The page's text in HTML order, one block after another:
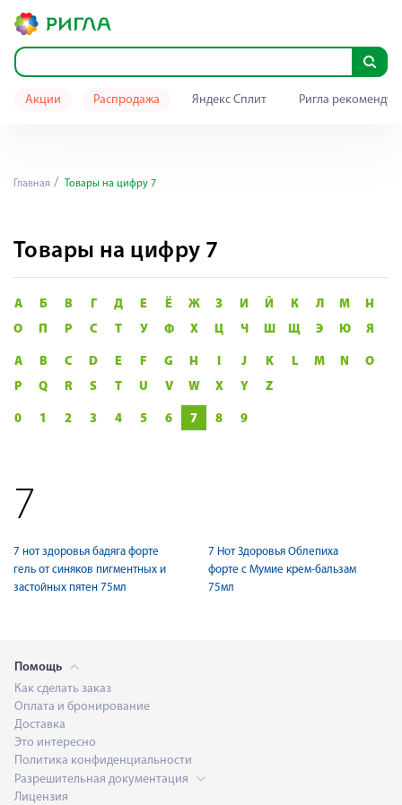
Акции Распродажа Яндекс Сплит Ригла
Главная Товары на цифру 7
Товары на цифру 7
А Б В Г Д Е Ё Ж З И Й К Л М
Н
О
П Р С Т У Ф Х Ц Ч Ш Щ Э Ю Я
A B C D E F G H I J K L M N
O
P
Q R S T U V W X Y Z
0 1 2 3 4 5 6 7 8 9
7
7 нот здоровья бадяга форте
гель от синяков пигментных и
застойных пятен 75мл
7 Нот Здоровья Облепиха
форте с Мумие крем-бальзам
75мл
Помощь
Как сделать заказ
Оплата и бронирование
Доставка
Это интересно
Политика конфиденциальности
Разрешительная документация
Лицензия